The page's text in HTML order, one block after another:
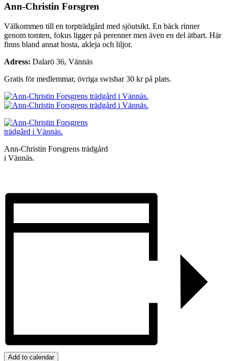
Ann-Christin Forsgren
Välkommen till en torpträdgård med sjöutsikt. En bäck rinner
genom tomten, fokus ligger på perenner men även en del ätbart. Här
finns bland annat hosta, akleja och liljor.
Adress: Dalarö 36, Vännäs
Gratis för medlemmar, övriga swishar 30 kr på plats.
Ann-Christin Forsgrens trädgård
i Vännäs.
Add to calendar